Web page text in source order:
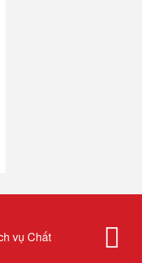
vụ Chất